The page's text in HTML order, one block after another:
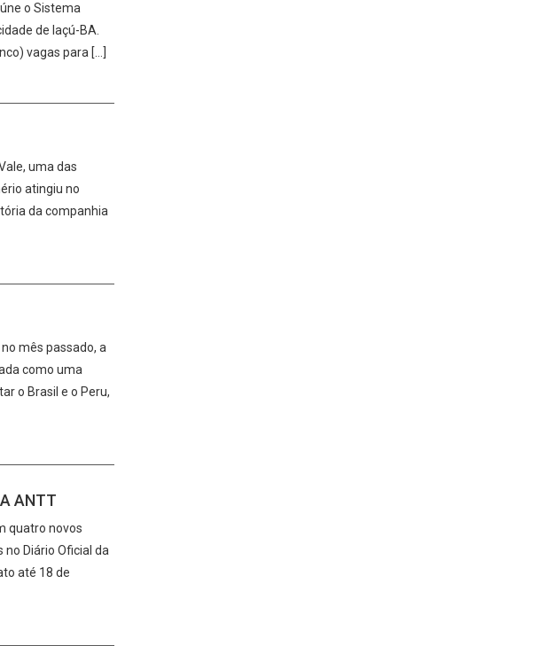
o Sistema
de Iaçú-BA.
vagas para […]
uma das
atingiu no
da companhia
mês passado, a
como uma
o Brasil e o Peru,
ANTT
quatro novos
Diário Oficial da
até 18 de